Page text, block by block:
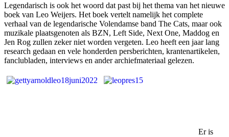
Legendarisch is ook het woord dat past bij het thema van het nieuwe
boek van Leo Weijers. Het boek vertelt namelijk het complete
verhaal van de legendarische Volendamse band The Cats, maar ook
muzikale plaatsgenoten als BZN, Left Side, Next One, Maddog en
Jen Rog zullen zeker niet worden vergeten. Leo heeft een jaar lang
research gedaan en vele honderden persberichten, krantenartikelen,
fanclubladen, interviews en ander archiefmateriaal gelezen.
Er is